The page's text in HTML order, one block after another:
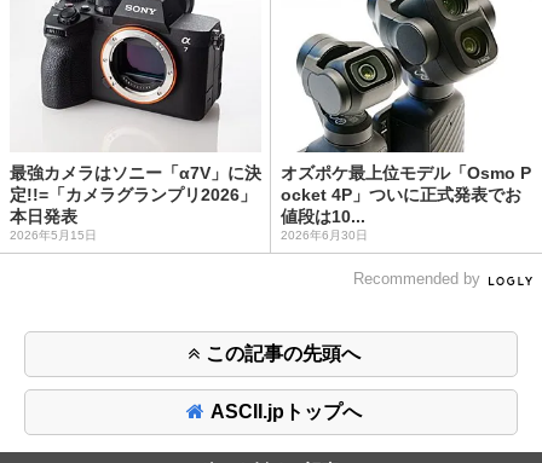
最強カメラはソニー「α7V」に決
定!!=「カメラグランプリ2026」
本日発表
2026年5月15日
オズポケ最上位モデル「Osmo P
ocket 4P」ついに正式発表でお
値段は10...
2026年6月30日
Recommended by
この記事の先頭へ
ASCII.jpトップへ